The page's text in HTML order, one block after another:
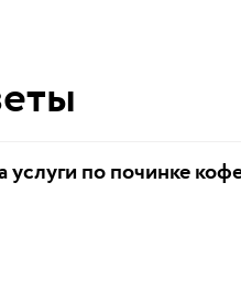
услуги по починке